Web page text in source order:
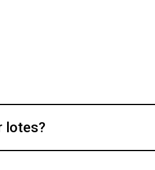
lotes?